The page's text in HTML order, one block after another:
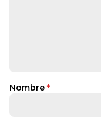
Nombre *